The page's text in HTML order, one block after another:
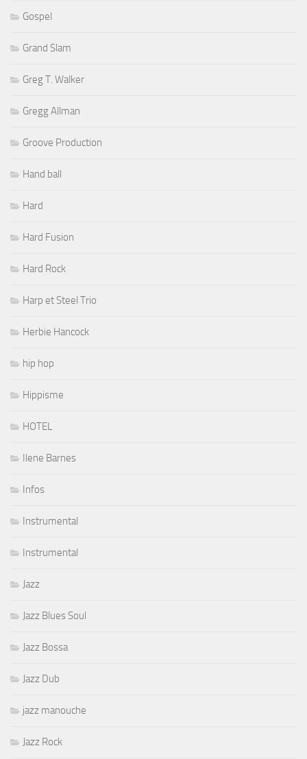
Gospel
Grand Slam
Greg T. Walker
Gregg Allman
Groove Production
Hand ball
Hard
Hard Fusion
Hard Rock
Harp et Steel Trio
Herbie Hancock
hip hop
Hippisme
HOTEL
Ilene Barnes
Infos
Instrumental
Instrumental
Jazz
Jazz Blues Soul
Jazz Bossa
Jazz Dub
jazz manouche
Jazz Rock